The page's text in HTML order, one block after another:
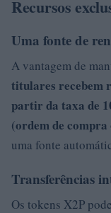
Recursos
Uma fonte de
A vantagem de
titulares recebem
partir da taxa de
(ordem de compra
uma fonte
Transferências
Os tokens X2P